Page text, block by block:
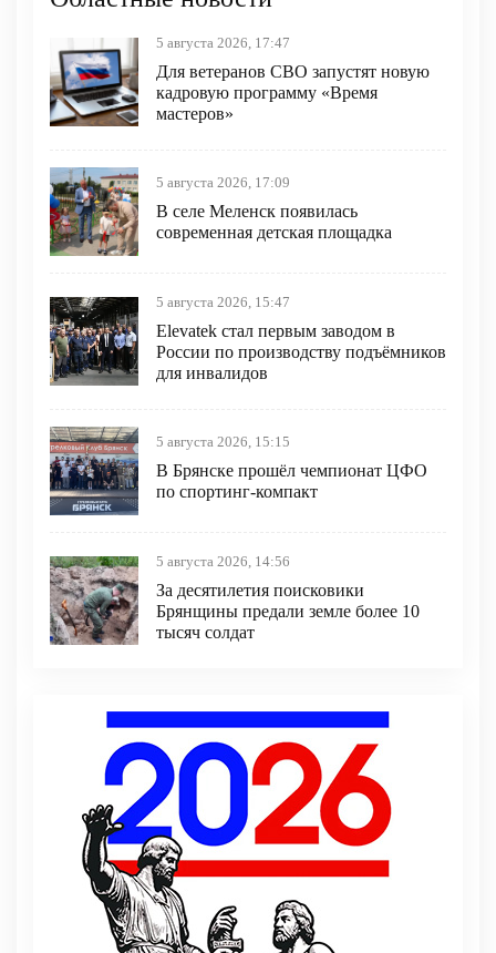
5 августа 2026, 17:47
Для ветеранов СВО запустят новую
кадровую программу «Время
мастеров»
5 августа 2026, 17:09
В селе Меленск появилась
современная детская площадка
5 августа 2026, 15:47
Elevatek стал первым заводом в
России по производству подъёмников
для инвалидов
5 августа 2026, 15:15
В Брянске прошёл чемпионат ЦФО
по спортинг-компакт
5 августа 2026, 14:56
За десятилетия поисковики
Брянщины предали земле более 10
тысяч солдат